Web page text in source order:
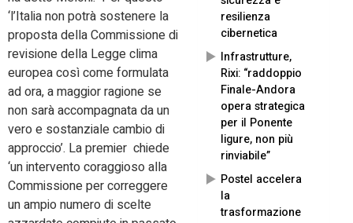
resilienza
cibernetica
Infrastrutture,
Rixi: “raddoppio
Finale-Andora
opera strategica
per il Ponente
ligure, non più
rinviabile”
Postel accelera
la
trasformazione
‘l’Italia non potrà sostenere la
proposta della Commissione di
revisione della Legge clima
europea così come formulata
ad ora, a maggior ragione se
non sarà accompagnata da un
vero e sostanziale cambio di
approccio’. La premier chiede
‘un intervento coraggioso alla
Commissione per correggere
un ampio numero di scelte